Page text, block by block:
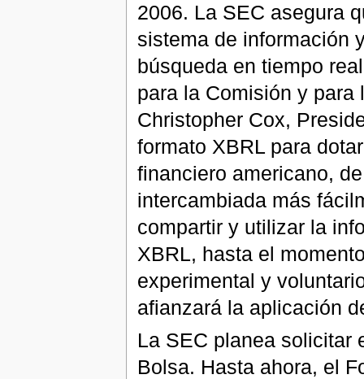
2006. La SEC asegura
sistema de información
búsqueda en tiempo
para la Comisión y para
Christopher Cox,
formato XBRL para
financiero americano,
intercambiada más
compartir y utilizar la
XBRL, hasta el
experimental y
afianzará la aplicación
La SEC planea solicitar
Bolsa. Hasta ahora, el